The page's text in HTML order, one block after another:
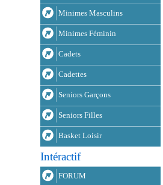
Minimes Masculins
Minimes Féminin
Cadets
Cadettes
Seniors Garçons
Seniors Filles
Basket Loisir
Intéractif
FORUM